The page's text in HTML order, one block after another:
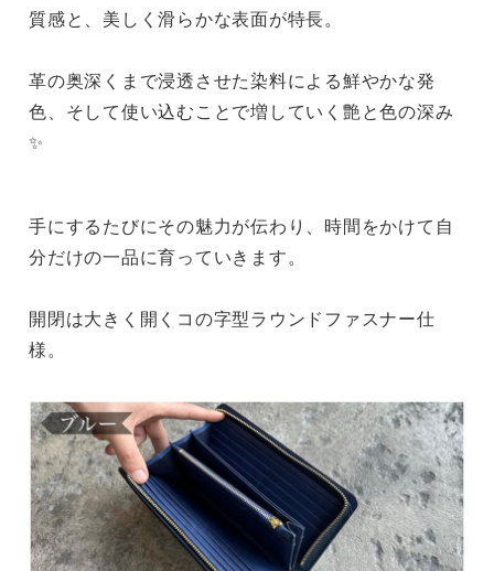
質感と、美しく滑らかな表面が特長。
革の奥深くまで浸透させた染料による鮮やかな発
色、そして使い込むことで増していく艶と色の深み
✨
手にするたびにその魅力が伝わり、時間をかけて自
分だけの一品に育っていきます。
開閉は大きく開くコの字型ラウンドファスナー仕
様。